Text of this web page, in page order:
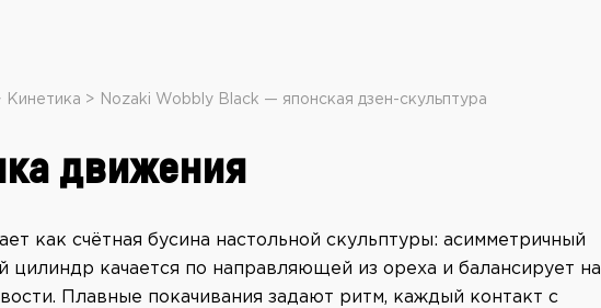
Кинетика Nozaki Wobbly Black — японская дзен-скульптура
движения
как счётная бусина настольной скульптуры: асимметричный
цилиндр качается по направляющей из ореха и балансирует на
Плавные покачивания задают ритм, каждый контакт с